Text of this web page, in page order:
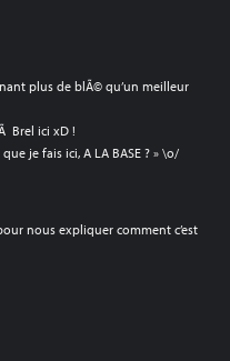
plus de blÃ© qu’un meilleur
Brel ici xD !
je fais ici, A LA BASE ? » \o/
nous expliquer comment c’est